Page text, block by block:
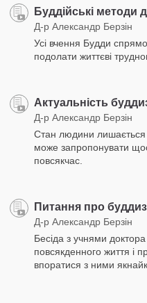
Буддійські методи
Д-р Александр Берзін
Усі вчення Будди
подолати життєві
Актуальність
Д-р Александр Берзін
Стан людини лишається
може запропонувати
повсякчас.
Питання про
Д-р Александр Берзін
Бесіда з учнями
повсякденного життя і
впоратися з ними